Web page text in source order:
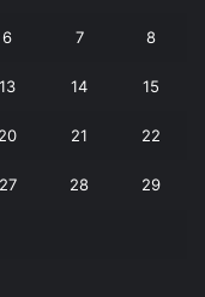
6 7 8
13 14 15
20 21 22
27 28 29